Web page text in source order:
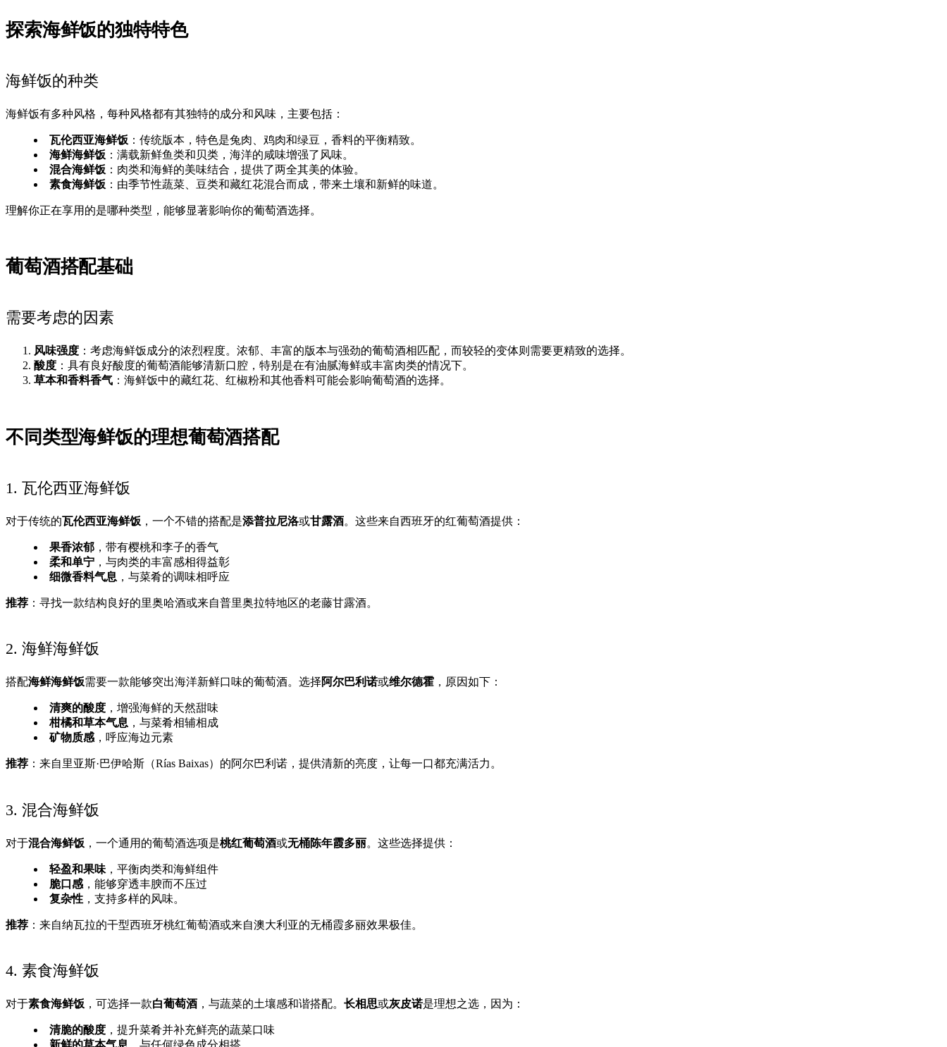
探索海鲜饭的独特特色
海鲜饭的种类
海鲜饭有多种风格，每种风格都有其独特的成分和风味，主要包括：
瓦伦西亚海鲜饭 ：传统版本，特色是兔肉、鸡肉和绿豆，香料的平衡精致。
海鲜海鲜饭 ：满载新鲜鱼类和贝类，海洋的咸味增强了风味。
混合海鲜饭 ：肉类和海鲜的美味结合，提供了两全其美的体验。
素食海鲜饭 ：由季节性蔬菜、豆类和藏红花混合而成，带来土壤和新鲜的味道。
理解你正在享用的是哪种类型，能够显著影响你的葡萄酒选择。
葡萄酒搭配基础
需要考虑的因素
风味强度 ：考虑海鲜饭成分的浓烈程度。浓郁、丰富的版本与强劲的葡萄酒相匹配，而较轻的变体则需要更精致的选择。
酸度 ：具有良好酸度的葡萄酒能够清新口腔，特别是在有油腻海鲜或丰富肉类的情况下。
草本和香料香气 ：海鲜饭中的藏红花、红椒粉和其他香料可能会影响葡萄酒的选择。
不同类型海鲜饭的理想葡萄酒搭配
1. 瓦伦西亚海鲜饭
对于传统的瓦伦西亚海鲜饭 ，一个不错的搭配是添普拉尼洛或甘露酒。这些来自西班牙的红葡萄酒提供：
果香浓郁 ，带有樱桃和李子的香气
柔和单宁 ，与肉类的丰富感相得益彰
细微香料气息 ，与菜肴的调味相呼应
推荐 ：寻找一款结构良好的里奥哈酒或来自普里奥拉特地区的老藤甘露酒。
2. 海鲜海鲜饭
搭配海鲜海鲜饭需要一款能够突出海洋新鲜口味的葡萄酒。选择阿尔巴利诺或维尔德霍 ，原因如下：
清爽的酸度 ，增强海鲜的天然甜味
柑橘和草本气息 ，与菜肴相辅相成
矿物质感 ，呼应海边元素
推荐 ：来自里亚斯·巴伊哈斯（Rías Baixas）的阿尔巴利诺，提供清新的亮度，让每一口都充满活力。
3. 混合海鲜饭
对于混合海鲜饭 ，一个通用的葡萄酒选项是桃红葡萄酒或无桶陈年霞多丽。这些选择提供：
轻盈和果味 ，平衡肉类和海鲜组件
脆口感 ，能够穿透丰腴而不压过
复杂性 ，支持多样的风味。
推荐 ：来自纳瓦拉的干型西班牙桃红葡萄酒或来自澳大利亚的无桶霞多丽效果极佳。
4. 素食海鲜饭
对于素食海鲜饭 ，可选择一款白葡萄酒 ，与蔬菜的土壤感和谐搭配。 长相思或灰皮诺是理想之选，因为：
清脆的酸度 ，提升菜肴并补充鲜亮的蔬菜口味